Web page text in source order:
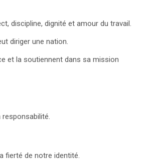
discipline, dignité et amour du travail.
diriger une nation.
et la soutiennent dans sa mission
responsabilité.
fierté de notre identité.